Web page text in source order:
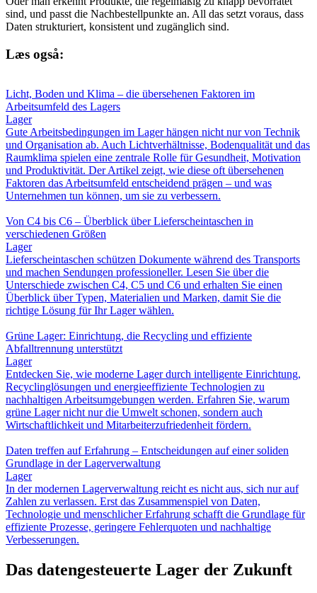
sind, und passt die Nachbestellpunkte an. All das setzt voraus, dass
Daten strukturiert, konsistent und zugänglich sind.
Læs også:
Licht, Boden und Klima – die übersehenen Faktoren im
Arbeitsumfeld des Lagers
Lager
Gute Arbeitsbedingungen im Lager hängen nicht nur von Technik
und Organisation ab. Auch Lichtverhältnisse, Bodenqualität und das
Raumklima spielen eine zentrale Rolle für Gesundheit, Motivation
und Produktivität. Der Artikel zeigt, wie diese oft übersehenen
Faktoren das Arbeitsumfeld entscheidend prägen – und was
Unternehmen tun können, um sie zu verbessern.
Von C4 bis C6 – Überblick über Lieferscheintaschen in
verschiedenen Größen
Lager
Lieferscheintaschen schützen Dokumente während des Transports
und machen Sendungen professioneller. Lesen Sie über die
Unterschiede zwischen C4, C5 und C6 und erhalten Sie einen
Überblick über Typen, Materialien und Marken, damit Sie die
richtige Lösung für Ihr Lager wählen.
Grüne Lager: Einrichtung, die Recycling und effiziente
Abfalltrennung unterstützt
Lager
Entdecken Sie, wie moderne Lager durch intelligente Einrichtung,
Recyclinglösungen und energieeffiziente Technologien zu
nachhaltigen Arbeitsumgebungen werden. Erfahren Sie, warum
grüne Lager nicht nur die Umwelt schonen, sondern auch
Wirtschaftlichkeit und Mitarbeiterzufriedenheit fördern.
Daten treffen auf Erfahrung – Entscheidungen auf einer soliden
Grundlage in der Lagerverwaltung
Lager
In der modernen Lagerverwaltung reicht es nicht aus, sich nur auf
Zahlen zu verlassen. Erst das Zusammenspiel von Daten,
Technologie und menschlicher Erfahrung schafft die Grundlage für
effiziente Prozesse, geringere Fehlerquoten und nachhaltige
Verbesserungen.
Das datengesteuerte Lager der Zukunft